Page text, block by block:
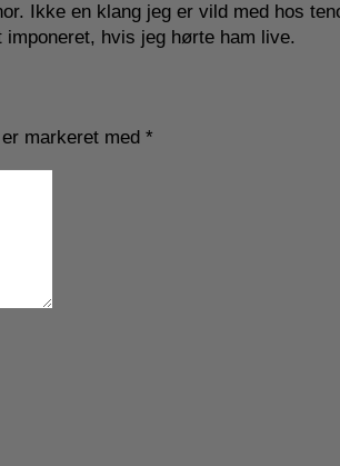
Ikke en klang jeg er vild med hos
hvis jeg hørte ham live.
markeret med *